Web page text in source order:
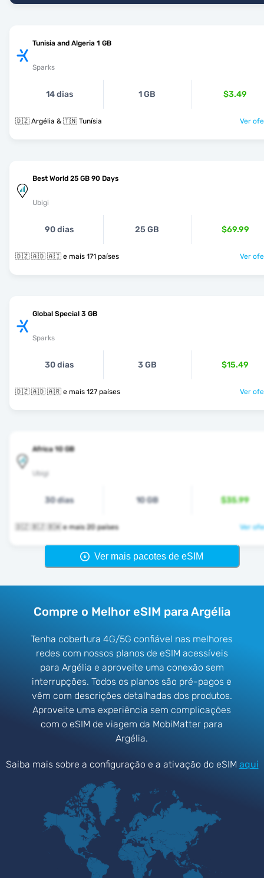
Tunisia and Algeria 1 GB
Sparks
14 dias 1 GB $3.49
🇩🇿 Argélia & 🇹🇳 Tunísia Ver
Best World 25 GB 90 Days
Ubigi
90 dias 25 GB $69.99
🇩🇿 🇦🇩 🇦🇮 e mais 171 países Ver
Global Special 3 GB
Sparks
30 dias 3 GB $15.49
🇩🇿 🇦🇩 🇦🇷 e mais 127 países Ver
Africa 10 GB
Ubigi
30 dias 10 GB $35.99
🇩🇿 🇧🇯 🇧🇼 e mais 20 países Ver
Ver mais pacotes de eSIM
Compre o Melhor eSIM para Argélia
Tenha cobertura 4G/5G confiável nas melhores
redes com nossos planos de eSIM acessíveis
para Argélia e aproveite uma conexão sem
interrupções. Todos os planos são pré-pagos e
vêm com descrições detalhadas dos produtos.
Aproveite uma experiência sem complicações
com o eSIM de viagem da MobiMatter para
Argélia.
Saiba mais sobre a configuração e a ativação do eSIM aqui